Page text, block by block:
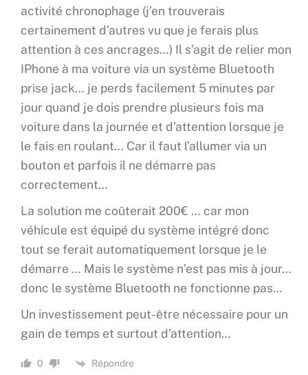
activité chronophage (j’en trouverais
certainement d’autres vu que je ferais plus
attention à ces ancrages…) Il s’agit de relier mon
IPhone à ma voiture via un système Bluetooth
prise jack… je perds facilement 5 minutes par
jour quand je dois prendre plusieurs fois ma
voiture dans la journée et d’attention lorsque je
le fais en roulant… Car il faut l’allumer via un
bouton et parfois il ne démarre pas
correctement…
La solution me coûterait 200€ … car mon
véhicule est équipé du système intégré donc
tout se ferait automatiquement lorsque je le
démarre … Mais le système n’est pas mis à jour…
donc le système Bluetooth ne fonctionne pas…
Un investissement peut-être nécessaire pour un
gain de temps et surtout d’attention…
0 Répondre